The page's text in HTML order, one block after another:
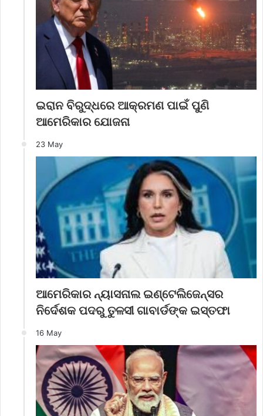
ଇରାନ ବିରୁଦ୍ଧରେ ଆକ୍ରମଣ ପାଇଁ ପୁଣି
ଆମେରିକାର ଯୋଜନା
23 May
ଆମେରିକାର ନ୍ୟାସନାଲ ଇଣ୍ଟେଲିଜେନ୍ସର
ନିର୍ଦେଶକ ପଦରୁ ତୁଳସୀ ଗାବାର୍ଡଙ୍କ ଇସ୍ତଫା
16 May